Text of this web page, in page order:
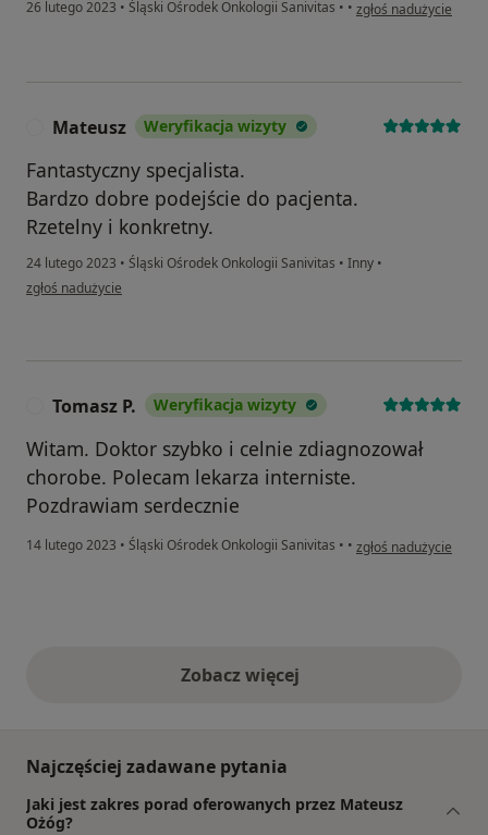
26 lutego 2023 • Śląski Ośrodek Onkologii Sanivitas • • zgłoś nadużycie
Mateusz Weryfikacja wizyty
Fantastyczny specjalista.
Bardzo dobre podejście do pacjenta.
Rzetelny i konkretny.
24 lutego 2023 • Śląski Ośrodek Onkologii Sanivitas • Inny •
w opinii użytkownika Mateusz
zgłoś nadużycie
Tomasz P. Weryfikacja wizyty
Witam. Doktor szybko i celnie zdiagnozował
chorobe. Polecam lekarza interniste.
Pozdrawiam serdecznie
14 lutego 2023 • Śląski Ośrodek Onkologii Sanivitas • • w opinii użytkownika
zgłoś nadużycie
Zobacz więcejopinie powyżej
Najczęściej zadawane pytania
Jaki jest zakres porad oferowanych przez Mateusz
Ożóg?